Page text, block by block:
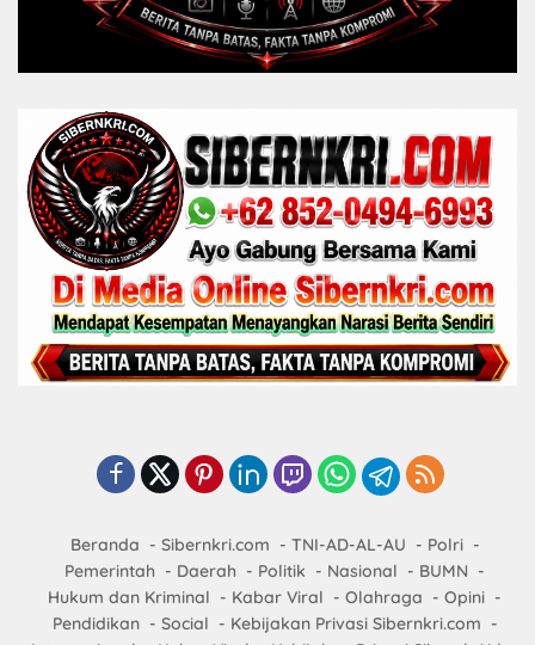
Beranda Sibernkri.com TNI-AD-AL-AU
Polri
Pemerintah
Daerah Politik Nasional
BUMN
Hukum dan Kriminal
Kabar Viral Olahraga
Opini
Pendidikan
Social
Kebijakan Privasi Sibernkri.com